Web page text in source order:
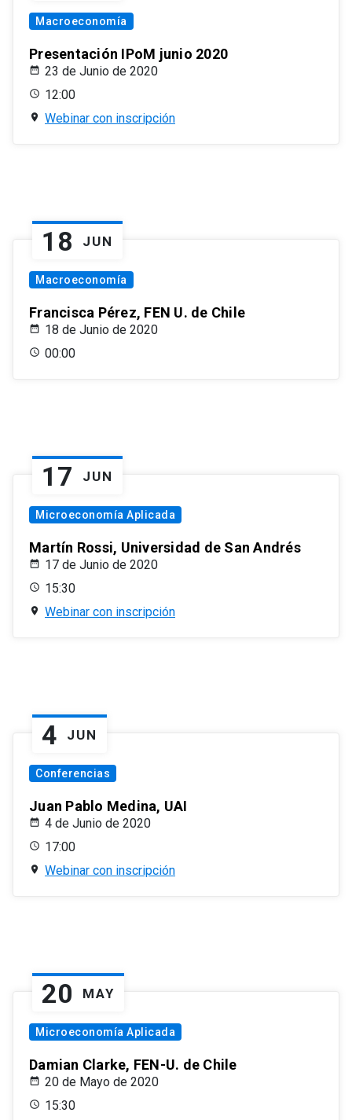
Macroeconomía
Presentación IPoM junio 2020
23 de Junio de 2020
12:00
Webinar con inscripción
18 JUN
Macroeconomía
Francisca Pérez, FEN U. de Chile
18 de Junio de 2020
00:00
17 JUN
Microeconomía Aplicada
Martín Rossi, Universidad de San Andrés
17 de Junio de 2020
15:30
Webinar con inscripción
4 JUN
Conferencias
Juan Pablo Medina, UAI
4 de Junio de 2020
17:00
Webinar con inscripción
20 MAY
Microeconomía Aplicada
Damian Clarke, FEN-U. de Chile
20 de Mayo de 2020
15:30